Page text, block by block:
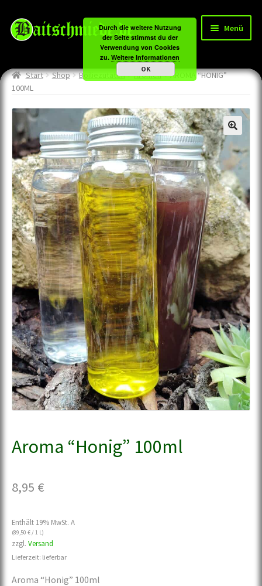
Zur
Navigation
Zum
Inhalt
Menü
öffnen
Boiliezutaten
Method&Feeder
öffnen
Tackle
öffnen
Angebote
Tageskarten
Start Shop Boiliezutaten Aromen
AROMA “HONIG”
100ML
Aroma “Honig” 100ml
8,95 €
Enthält 19% MwSt. A
(89,50 €/ 1 L)
zzgl. Versand
Lieferzeit: lieferbar
Aroma “Honig” 100ml
Durch die weitere Nutzung
der Seite stimmst du der
Verwendung von Cookies
zu. Weitere Informationen
OK